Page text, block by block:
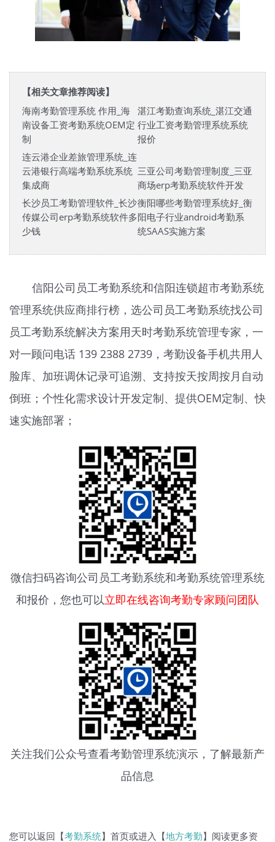
【相关文章推荐阅读】
海南考勤管理系统 作用_海
南设备工资考勤系统OEM定
制
湛江考勤查询系统_湛江交通
行业工资考勤管理系统系统
报价
连云港企业差旅管理系统_连
云港银行高端考勤系统系统
集成商
三亚公司考勤管理制度_三亚
商场erp考勤系统软件开发
长沙员工考勤管理软件_长沙
传媒公司erp考勤系统软件多
少钱
衡阳哪些考勤管理系统好_衡
阳电子行业android考勤系
统SAAS实施方案
信阳公司员工考勤系统和信阳连锁超市考勤系统
管理系统供应商排行榜，选公司员工考勤系统找公司
员工考勤系统解决方案用天时考勤系统管理专家，一
对一顾问电话 139 2388 2739，考勤设备手机共用人
脸库、加班调休记录可追溯、支持按天按周按月自动
倒班；个性化需求设计开发定制、提供OEM定制、快
速实施部署；
微信扫码咨询公司员工考勤系统和考勤系统管理系统
和报价，您也可以立即在线咨询考勤专家顾问团队
关注我们公众号查看考勤管理系统演示，了解最新产
品信息
您可以返回【考勤系统】首页或进入【地方考勤】阅读更多资